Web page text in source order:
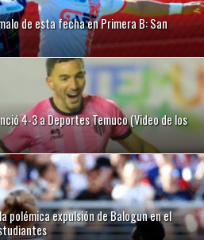
de esta fecha en Primera B: San
4-3 a Deportes Temuco (Video de los
polémica expulsión de Balogun en el